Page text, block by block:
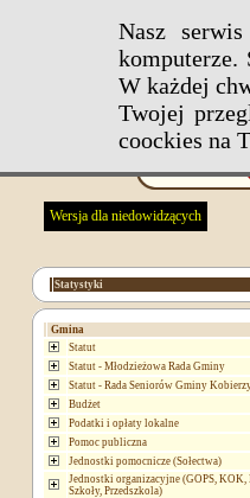
Nasz
komputerze.
W każdej
Twojej
coockies na
Wersja dla niedowidzących
Statystyki
Gmina
Statut
Statut - Młodzieżowa Rada Gminy
Statut - Rada Seniorów Gminy
Budżet
Podatki i opłaty lokalne
Pomoc publiczna
Jednostki pomocnicze (Sołectwa)
Jednostki organizacyjne (GOPS, KOK,
Szkoły, Przedszkola)